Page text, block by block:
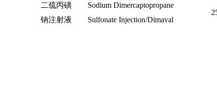
二巯丙磺
钠注射液
Sodium Dimercaptopropane
Sulfonate Injection/Dimaval